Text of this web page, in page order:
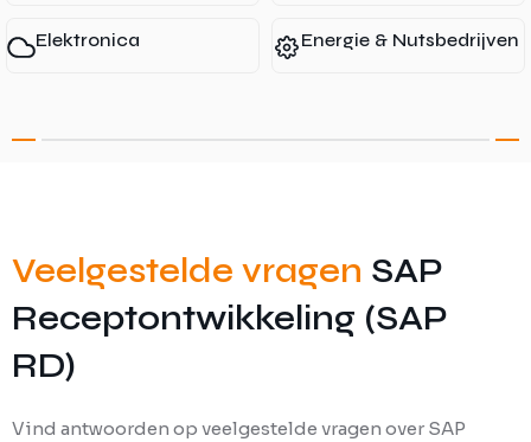
Elektronica Energie & Nutsbedrijven
Veelgestelde vragen SAP
Receptontwikkeling (SAP
RD)
Vind antwoorden op veelgestelde vragen over SAP